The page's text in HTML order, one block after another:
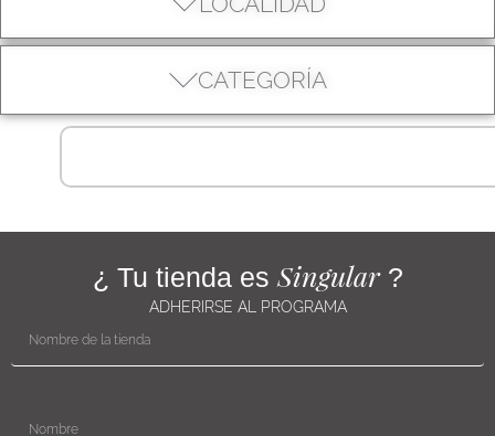
CATEGORÍA
¿ Tu tienda es Singular?
ADHERIRSE AL PROGRAMA